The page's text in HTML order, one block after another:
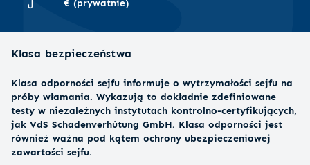
€ (prywatnie)
Klasa bezpieczeństwa
Klasa odporności sejfu informuje o wytrzymałości sejfu na
próby włamania. Wykazują to dokładnie zdefiniowane
testy w niezależnych instytutach kontrolno-certyfikujących,
jak VdS Schadenverhütung GmbH. Klasa odporności jest
również ważna pod kątem ochrony ubezpieczeniowej
zawartości sejfu.